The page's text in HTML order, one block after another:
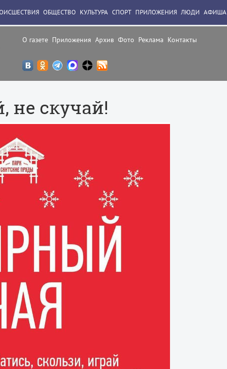
О газете Приложения Архив Фото Реклама Контакты
ОБЩЕСТВО КУЛЬТУРА СПОРТ ПРИЛОЖЕНИЯ ЛЮДИ АФИША
не скучай!